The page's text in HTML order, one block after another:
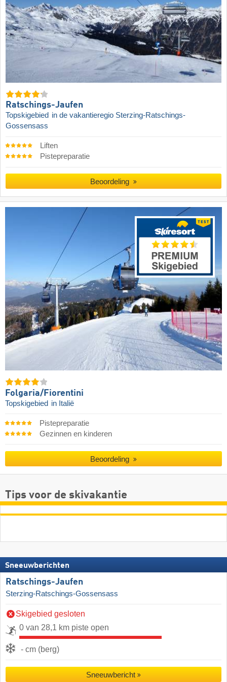
Ratschings-Jaufen
Topskigebied in de vakantieregio Sterzing-Ratschings-
Gossensass
Liften
Pistepreparatie
Beoordeling
Folgaria/​Fiorentini
Topskigebied in Italië
Pistepreparatie
Gezinnen en kinderen
Beoordeling
Tips voor de skivakantie
Sneeuwberichten
Ratschings-Jaufen
Sterzing-Ratschings-Gossensass
Skigebied gesloten
0 van 28,1 km piste open
- cm (berg)
Sneeuwbericht